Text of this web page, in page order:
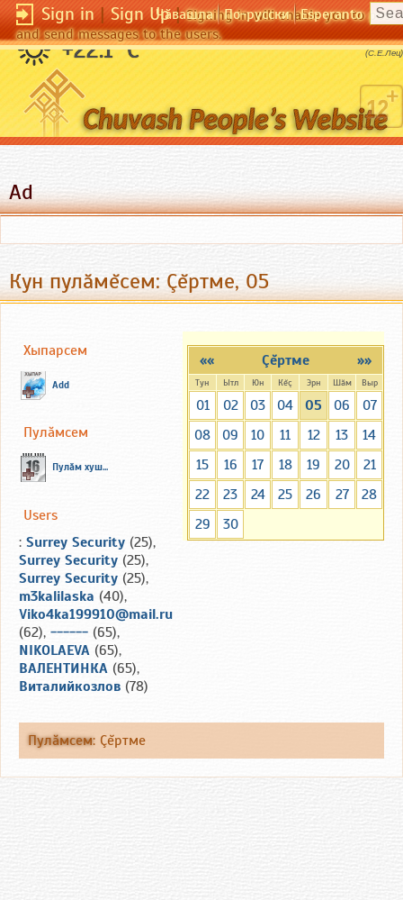
Sign in|Sign Up|Signing in will enable you to post
and send messages to the users.
Чӑвашла По-русски Esperanto
+22.1 °C Первое условие бессмертия - смерть.
(С.Е.Лец)
Ad
Кун пулăмĕсем: Çĕртме, 05
»»
«« Çĕртме
Тун Ытл Юн Кĕç Эрн Шăм Выр
01 02 03 04 05 06
07
08
09 10 11 12 13
14
15
16 17 18 19 20
21
22
23 24 25 26 27
28
29
30
Хыпарсем
Add
Пулăмсем
Пулăм хуш...
Users
: Surrey Security (25),
Surrey Security (25),
Surrey Security (25),
m3kalilaska (40),
Viko4ka199910@mail.ru
(62), ------ (65),
NIKOLAEVA (65),
ВАЛЕНТИНКА (65),
Виталийкозлов (78)
Пулăмсем: Çĕртме